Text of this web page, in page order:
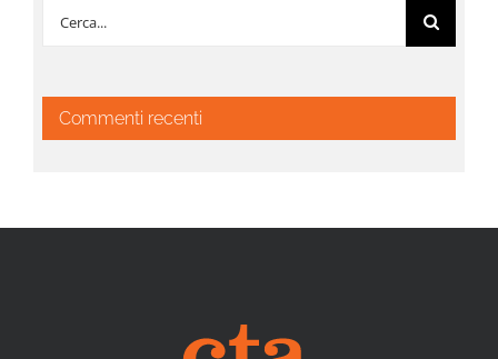
Cerca
Commenti recenti